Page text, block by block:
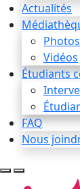
Actualités
Photos
Vidéos
Étudiants
FAQ
Nous